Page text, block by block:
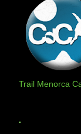
Trail Menorca
.